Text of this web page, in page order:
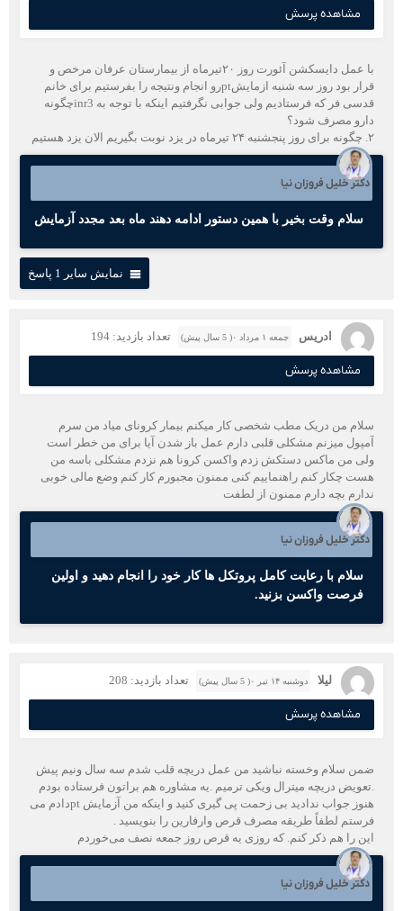
مشاهده پرسش
با عمل دایسکشن آئورت روز ۲۰تیرماه از بیمارستان عرفان مرخص و
قرار بود روز سه شنبه ازمایشptرو انجام ونتیجه را بفرستیم برای خانم
قدسی فر که فرستادیم ولی جوابی نگرفتیم اینکه با توجه به inr3چگونه
دارو مصرف شود؟
۲. چگونه برای روز پنجشنبه ۲۴ تیرماه در یزد نوبت بگیریم الان یزد هستیم
دکتر خلیل فروزان نیا
سلام وقت بخیر با همین دستور ادامه دهند ماه بعد مجدد آزمایش
نمایش سایر 1 پاسخ
ادریس جمعه ۱ مرداد ۰( 5 سال پیش) تعداد بازدید: 194
مشاهده پرسش
سلام من دریک مطب شخصی کار میکنم بیمار کرونای میاد من سرم
آمپول میزنم مشکلی قلبی دارم عمل باز شدن آیا برای من خطر است
ولی من ماکس دستکش زدم واکسن کرونا هم نزدم مشکلی باسه من
هست چکار کنم راهنماییم کنی ممنون مجبورم کار کنم وضع مالی خوبی
ندارم بچه دارم ممنون از لطفت
دکتر خلیل فروزان نیا
سلام با رعایت کامل پروتکل ها کار خود را انجام دهید و اولین
فرصت واکسن بزنید.
لیلا دوشنبه ۱۴ تیر ۰( 5 سال پیش) تعداد بازدید: 208
مشاهده پرسش
ضمن سلام وخسته نباشید من عمل دریچه قلب شدم سه سال ونیم پیش
.تعویض دریچه میترال ویکی ترمیم .یه مشاوره هم براتون فرستاده بودم
هنوز جواب ندادید بی زحمت پی گیری کنید و اینکه من آزمایش ptدادم می
فرستم لطفاً طریقه مصرف قرص وارفارین را بنویسید .
این را هم ذکر کنم. که روزی یه قرص روز جمعه نصف می‌خوردم
دکتر خلیل فروزان نیا